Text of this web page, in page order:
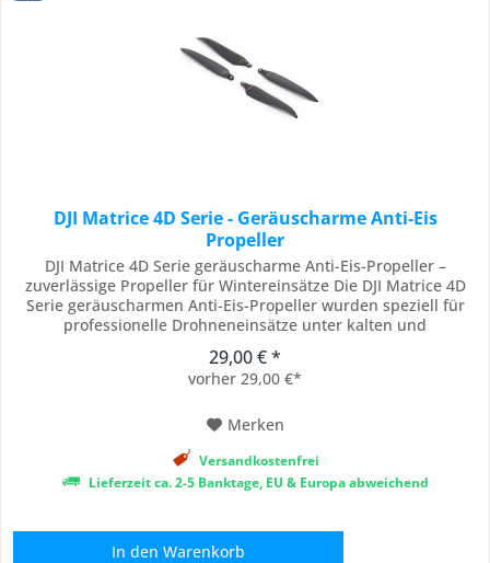
DJI Matrice 4D Serie - Geräuscharme Anti-Eis
Propeller
DJI Matrice 4D Serie geräuscharme Anti-Eis-Propeller –
zuverlässige Propeller für Wintereinsätze Die DJI Matrice 4D
Serie geräuscharmen Anti-Eis-Propeller wurden speziell für
professionelle Drohneneinsätze unter kalten und
passende Wahl für Anwender, die ihre DJI Matrice 4D auch im
Winter, bei niedrigen Temperaturen...
29,00 € *
vorher 29,00 €*
Merken
Versandkostenfrei
Lieferzeit ca. 2-5 Banktage, EU & Europa abweichend
In den Warenkorb